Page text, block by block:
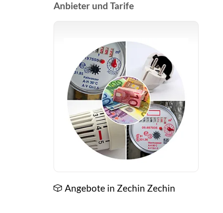
Anbieter und Tarife
Angebote in Zechin Zechin